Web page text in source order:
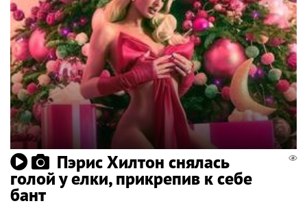
Пэрис Хилтон снялась
голой у елки, прикрепив к себе
бант